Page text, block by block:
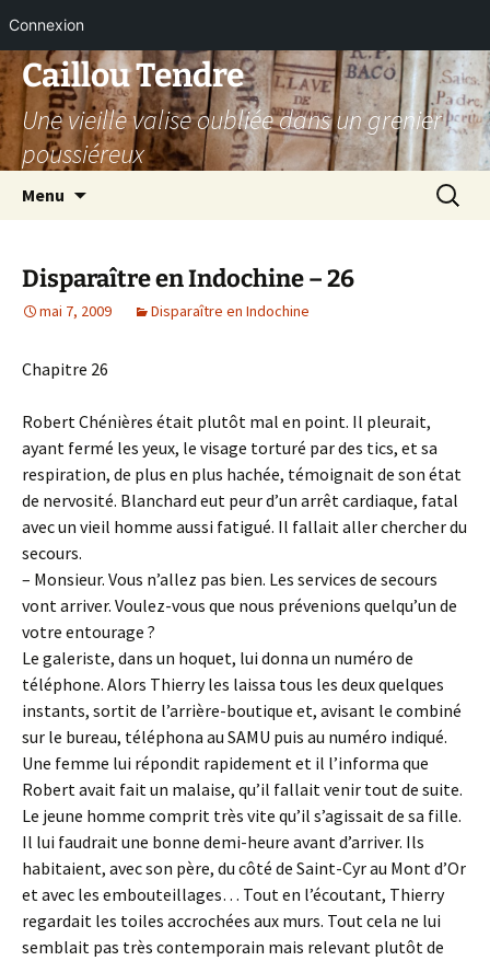
Connexion
Aller
au
contenu
Caillou Tendre
Une vieille valise oubliée dans un grenier
poussiéreux
Menu
Disparaître en Indochine – 26
mai 7, 2009 Disparaître en Indochine
Chapitre 26
Robert Chénières était plutôt mal en point. Il pleurait,
ayant fermé les yeux, le visage torturé par des tics, et sa
respiration, de plus en plus hachée, témoignait de son état
de nervosité. Blanchard eut peur d’un arrêt cardiaque, fatal
avec un vieil homme aussi fatigué. Il fallait aller chercher du
secours.
– Monsieur. Vous n’allez pas bien. Les services de secours
vont arriver. Voulez-vous que nous prévenions quelqu’un de
votre entourage ?
Le galeriste, dans un hoquet, lui donna un numéro de
téléphone. Alors Thierry les laissa tous les deux quelques
instants, sortit de l’arrière-boutique et, avisant le combiné
sur le bureau, téléphona au SAMU puis au numéro indiqué.
Une femme lui répondit rapidement et il l’informa que
Robert avait fait un malaise, qu’il fallait venir tout de suite.
Le jeune homme comprit très vite qu’il s’agissait de sa fille.
Il lui faudrait une bonne demi-heure avant d’arriver. Ils
habitaient, avec son père, du côté de Saint-Cyr au Mont d’Or
et avec les embouteillages… Tout en l’écoutant, Thierry
regardait les toiles accrochées aux murs. Tout cela ne lui
semblait pas très contemporain mais relevant plutôt de